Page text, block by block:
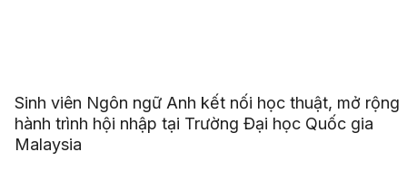
Sinh viên Ngôn ngữ Anh kết nối học thuật, mở rộng
hành trình hội nhập tại Trường Đại học Quốc gia
Malaysia